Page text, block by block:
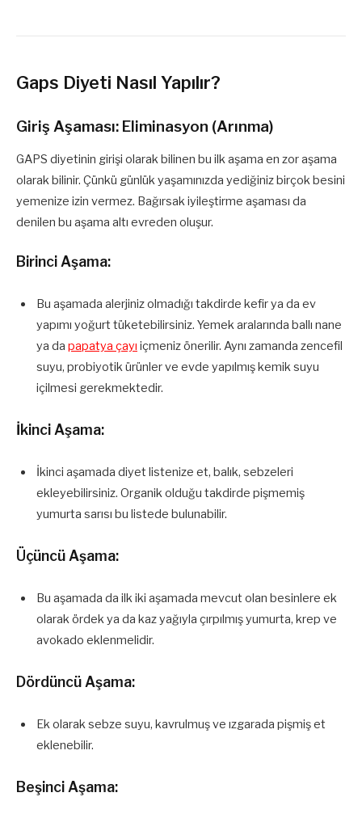
Gaps Diyeti Nasıl Yapılır?
Giriş Aşaması: Eliminasyon (Arınma)
GAPS diyetinin girişi olarak bilinen bu ilk aşama en zor aşama
olarak bilinir. Çünkü günlük yaşamınızda yediğiniz birçok besini
yemenize izin vermez. Bağırsak iyileştirme aşaması da
denilen bu aşama altı evreden oluşur.
Birinci Aşama:
Bu aşamada alerjiniz olmadığı takdirde kefir ya da ev
yapımı yoğurt tüketebilirsiniz. Yemek aralarında ballı nane
ya da papatya çayı içmeniz önerilir. Aynı zamanda zencefil
suyu, probiyotik ürünler ve evde yapılmış kemik suyu
içilmesi gerekmektedir.
İkinci Aşama:
İkinci aşamada diyet listenize et, balık, sebzeleri
ekleyebilirsiniz. Organik olduğu takdirde pişmemiş
yumurta sarısı bu listede bulunabilir.
Üçüncü Aşama:
Bu aşamada da ilk iki aşamada mevcut olan besinlere ek
olarak ördek ya da kaz yağıyla çırpılmış yumurta, krep ve
avokado eklenmelidir.
Dördüncü Aşama:
Ek olarak sebze suyu, kavrulmuş ve ızgarada pişmiş et
eklenebilir.
Beşinci Aşama: